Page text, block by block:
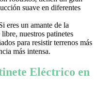
suave en diferentes
eres un amante de la
nuestros patinetes
para resistir terrenos más
más intensa.
Eléctrico en